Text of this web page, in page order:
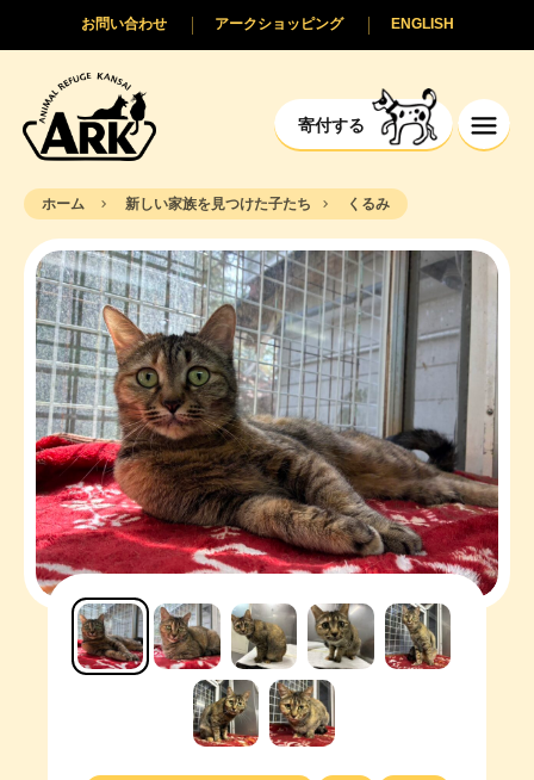
寄付する
ENGLISH
アークショッピング
お問い合わせ
ホーム 新しい家族を見つけた子たち くるみ